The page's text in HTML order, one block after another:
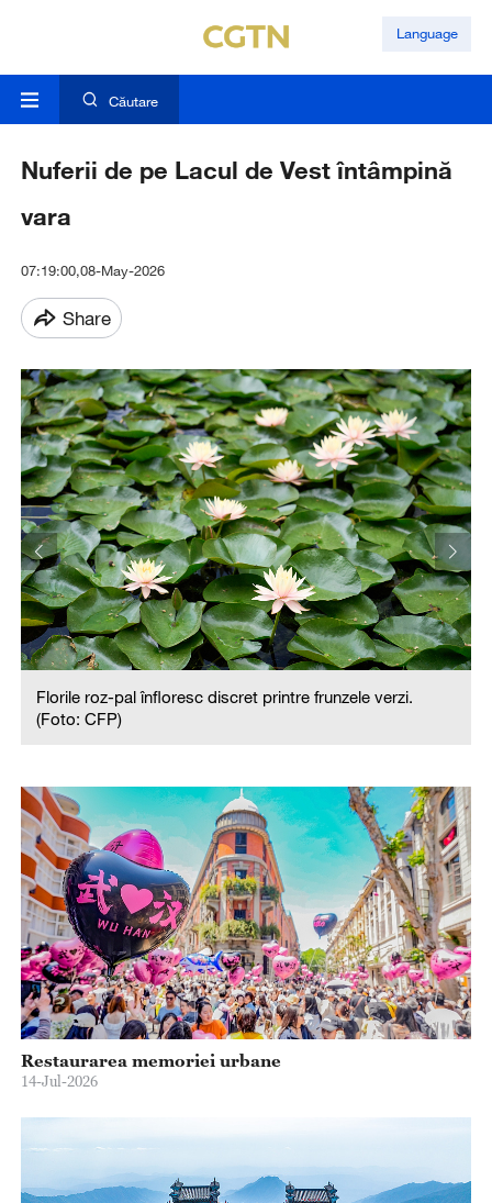
Language
Căutare
Nuferii de pe Lacul de Vest întâmpină
vara
07:19:00,08-May-2026
Share
Florile roz-pal înfloresc discret printre frunzele verzi.
(Foto: CFP)
Restaurarea memoriei urbane
14-Jul-2026